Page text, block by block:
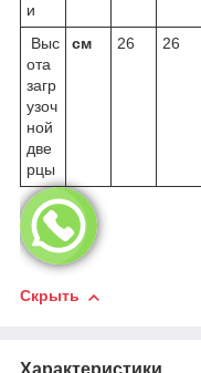
и
Выс
ота
загр
узоч
ной
две
рцы
см 26 26
Скрыть
Характеристики